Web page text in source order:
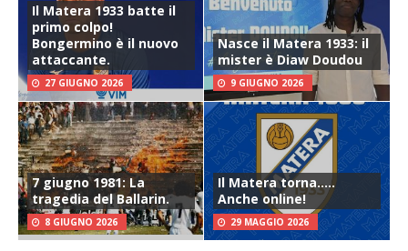
Il Matera 1933 batte il
primo colpo!
Bongermino è il nuovo
attaccante.
27 GIUGNO 2026
Nasce il Matera 1933: il
mister è Diaw Doudou
9 GIUGNO 2026
7 giugno 1981: La
tragedia del Ballarin.
8 GIUGNO 2026
Il Matera torna…..
Anche online!
29 MAGGIO 2026